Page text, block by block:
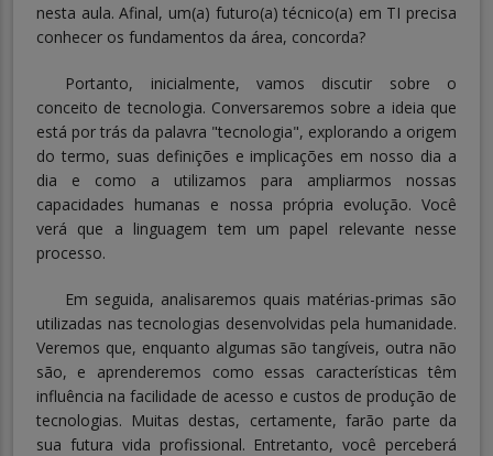
nesta aula. Afinal, um(a) futuro(a) técnico(a) em TI precisa
conhecer os fundamentos da área, concorda?
Portanto, inicialmente, vamos discutir sobre o
conceito de tecnologia. Conversaremos sobre a ideia que
está por trás da palavra "tecnologia", explorando a origem
do termo, suas definições e implicações em nosso dia a
dia e como a utilizamos para ampliarmos nossas
capacidades humanas e nossa própria evolução. Você
verá que a linguagem tem um papel relevante nesse
processo.
Em seguida, analisaremos quais matérias-primas são
utilizadas nas tecnologias desenvolvidas pela humanidade.
Veremos que, enquanto algumas são tangíveis, outra não
são, e aprenderemos como essas características têm
influência na facilidade de acesso e custos de produção de
tecnologias. Muitas destas, certamente, farão parte da
sua futura vida profissional. Entretanto, você perceberá